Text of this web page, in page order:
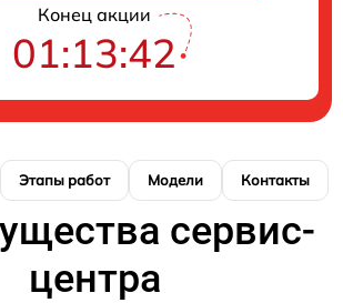
Конец акции
01:13:41
Этапы работ Модели Контакты
сервис-
центра